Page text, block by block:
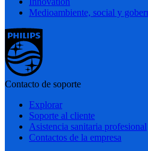
Medioambiente, social y
Contacto de soporte
Explorar
Soporte al cliente
Asistencia sanitaria profesional
Contactos de la empresa